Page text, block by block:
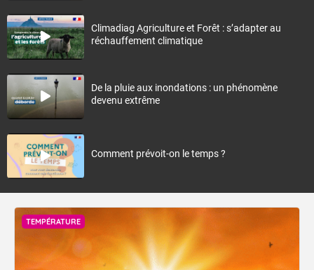
Climadiag Agriculture et Forêt : s’adapter au
réchauffement climatique
De la pluie aux inondations : un phénomène
devenu extrême
Comment prévoit-on le temps ?
TEMPÉRATURE